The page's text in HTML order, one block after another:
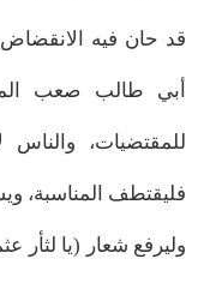
قد حان فيه
أبي طالب صعب
للمقتضيات،
فليقتطف المناسبة،
وليرفع شعار (يا لثأر